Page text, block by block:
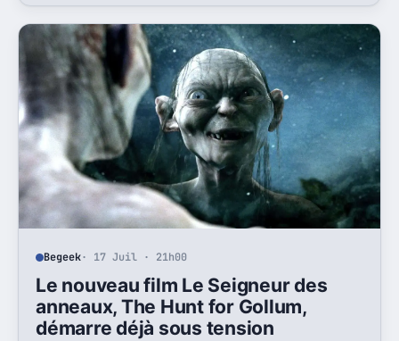
Begeek· 17 Juil · 21h00
Le nouveau film Le Seigneur des
anneaux, The Hunt for Gollum,
démarre déjà sous tension